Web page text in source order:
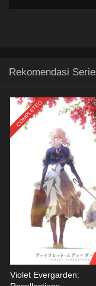
Rekomendasi
COMPLETED
Violet Evergarden: